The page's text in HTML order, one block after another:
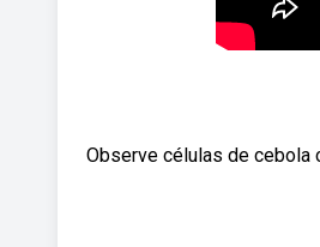
Observe células de cebola